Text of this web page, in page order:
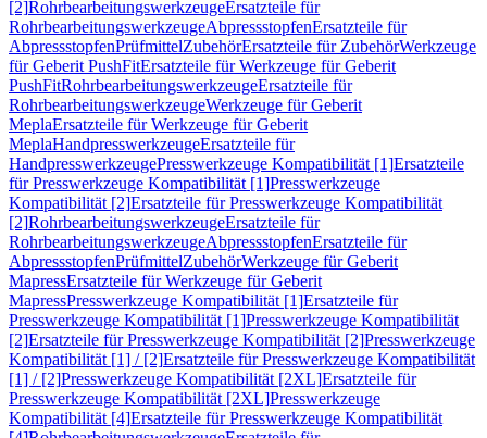
[2]RohrbearbeitungswerkzeugeErsatzteile für
RohrbearbeitungswerkzeugeAbpressstopfenErsatzteile für
AbpressstopfenPrüfmittelZubehörErsatzteile für ZubehörWerkzeuge
für Geberit PushFitErsatzteile für Werkzeuge für Geberit
PushFitRohrbearbeitungswerkzeugeErsatzteile für
RohrbearbeitungswerkzeugeWerkzeuge für Geberit
MeplaErsatzteile für Werkzeuge für Geberit
MeplaHandpresswerkzeugeErsatzteile für
HandpresswerkzeugePresswerkzeuge Kompatibilität [1]Ersatzteile
für Presswerkzeuge Kompatibilität [1]Presswerkzeuge
Kompatibilität [2]Ersatzteile für Presswerkzeuge Kompatibilität
[2]RohrbearbeitungswerkzeugeErsatzteile für
RohrbearbeitungswerkzeugeAbpressstopfenErsatzteile für
AbpressstopfenPrüfmittelZubehörWerkzeuge für Geberit
MapressErsatzteile für Werkzeuge für Geberit
MapressPresswerkzeuge Kompatibilität [1]Ersatzteile für
Presswerkzeuge Kompatibilität [1]Presswerkzeuge Kompatibilität
[2]Ersatzteile für Presswerkzeuge Kompatibilität [2]Presswerkzeuge
Kompatibilität [1] / [2]Ersatzteile für Presswerkzeuge Kompatibilität
[1] / [2]Presswerkzeuge Kompatibilität [2XL]Ersatzteile für
Presswerkzeuge Kompatibilität [2XL]Presswerkzeuge
Kompatibilität [4]Ersatzteile für Presswerkzeuge Kompatibilität